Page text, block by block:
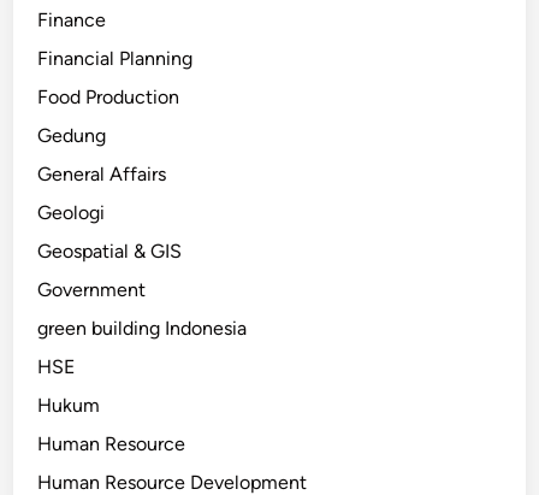
Finance
Financial Planning
Food Production
Gedung
General Affairs
Geologi
Geospatial & GIS
Government
green building Indonesia
HSE
Hukum
Human Resource
Human Resource Development